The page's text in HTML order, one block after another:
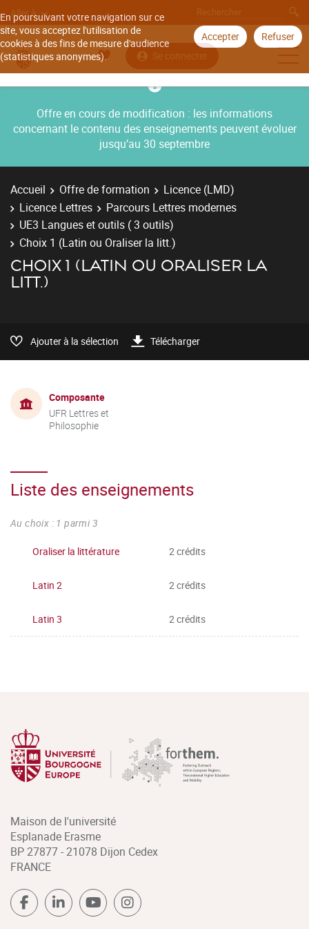
En poursuivant votre navigation sur ce
site, vous acceptez l'utilisation de
cookies à des fins de mesure d'audience
(statistiques anonymes).
Accepter Refuser
Aller à
Se connecter
Offre en cours de modification : les informations
concernant le contenu des enseignements peuvent évoluer
jusqu’au 30 septembre
Accueil Offre de formation
Licence (LMD)
Licence Lettres
Parcours Lettres modernes
UE3 Langues et outils ( 3 outils)
Choix 1 (Latin ou Oraliser la litt.)
CHOIX 1 (LATIN OU ORALISER LA
LITT.)
Ajouter à la sélection Télécharger
Composante
UFR Lettres et
Philosophie
Liste des enseignements
Au choix : 1 parmi 3
Oraliser la littérature 2 crédits
Latin 2 2 crédits
Latin 3 2 crédits
Maison de l'université
Esplanade Erasme
BP 27877 - 21078 Dijon Cedex
FRANCE